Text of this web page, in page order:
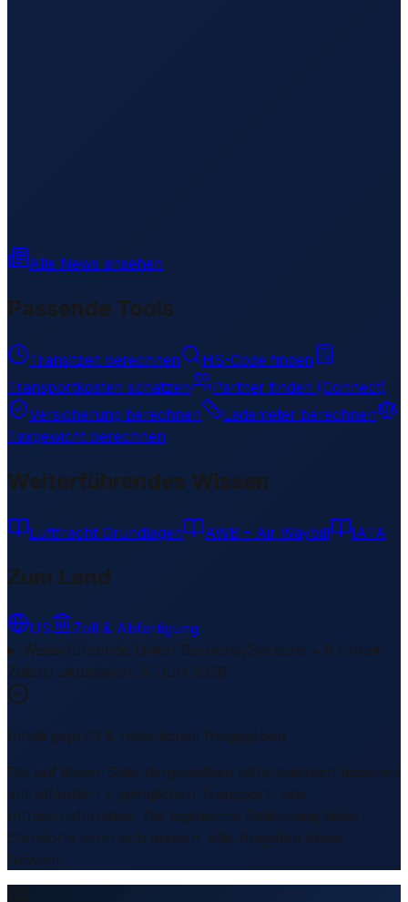
Alle News ansehen
Passende Tools
Transitzeit berechnen
HS-Code finden
Transportkosten schätzen
Partner finden (Connect)
Versicherung berechnen
Lademeter berechnen
Taxgewicht berechnen
Weiterführendes Wissen
Luftfracht Grundlagen AWB – Air Waybill IATA
Zum Land
US
Zoll & Abfertigung
Weiterführende Links1 Bereiche/Sections • 8 Links▾
Zuletzt aktualisiert: 5. Juni 2026
Inhalt geprüft & redaktionell freigegeben
Die auf dieser Seite dargestellten Informationen basieren
auf öffentlich zugänglichen Transport- und
Infrastrukturdaten. Die logistische Bedeutung eines
Standorts kann sich ändern. Alle Angaben ohne
Gewähr.